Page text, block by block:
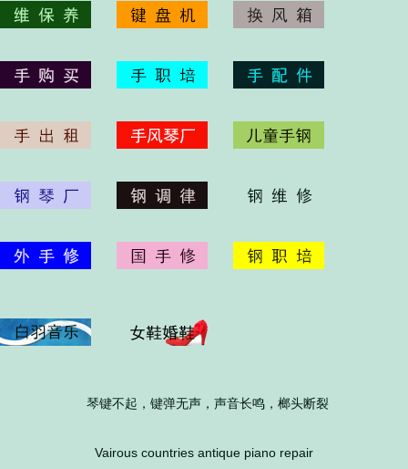
琴键不起，键弹无声，声音长鸣，榔头断裂
Vairous countries antique piano repair